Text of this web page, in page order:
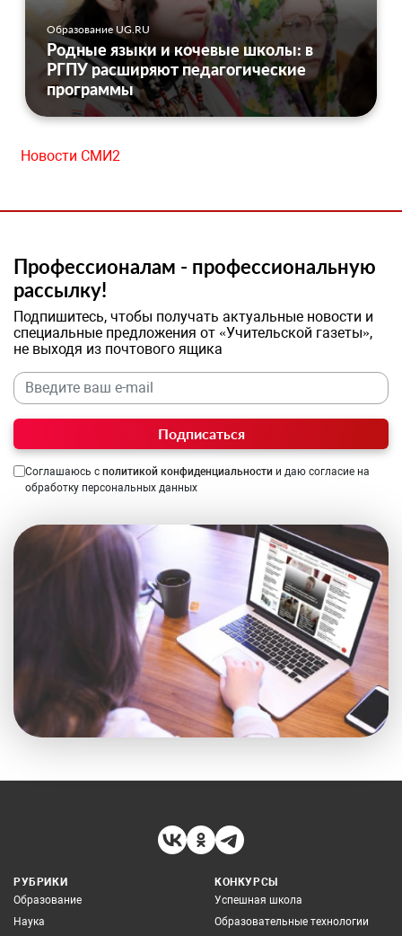
Образование UG.RU
Родные языки и кочевые школы: в
РГПУ расширяют педагогические
программы
Новости СМИ2
Профессионалам - профессиональную
рассылку!
Подпишитесь, чтобы получать актуальные новости и
специальные предложения от «Учительской газеты»,
не выходя из почтового ящика
Подписаться
Соглашаюсь с политикой конфиденциальности и даю согласие на
обработку персональных данных
РУБРИКИ
Образование
Наука
КОНКУРСЫ
Успешная школа
Образовательные технологии